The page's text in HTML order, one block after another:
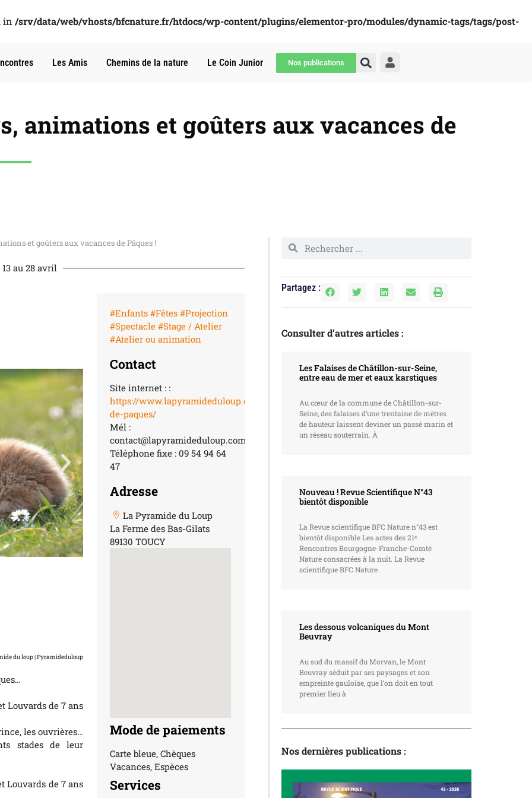
in /srv/data/web/vhosts/bfcnature.fr/htdocs/wp-content/plugins/elementor-pro/modules/dynamic-tags/tags/post-
Les Amis Chemins de la nature Le Coin Junior Nos publications
animations et goûters aux vacances de
et goûters aux vacances de Pâques !
13 au 28 avril
du loup | Pyramideduloup
Louvards de 7 ans
les ouvrières…
stades de leur
Louvards de 7 ans
#Enfants #Fêtes #Projection
#Spectacle #Stage / Atelier
#Atelier ou animation
Contact
Site internet : :
https://www.lapyramideduloup.com/vacances-
de-paques/
Mél :
contact@lapyramideduloup.com
Téléphone fixe : 09 54 94 64
47
Adresse
La Pyramide du Loup
La Ferme des Bas-Gilats
89130 TOUCY
Mode de paiements
Carte bleue, Chèques
Vacances, Espèces
Services
Partagez :
Consulter d’autres articles :
Les Falaises de Châtillon-sur-Seine,
entre eau de mer et eaux karstiques
Au cœur de la commune de Châtillon-sur-
Seine, des falaises d’une trentaine de mètres
de hauteur laissent deviner un passé marin et
un réseau souterrain. À
Nouveau ! Revue Scientifique N°43
bientôt disponible
La Revue scientifique BFC Nature n°43 est
bientôt disponible Les actes des 21ᵉ
Rencontres Bourgogne-Franche-Comté
Nature consacrées à la nuit. La Revue
scientifique BFC Nature
Les dessous volcaniques du Mont
Beuvray
Au sud du massif du Morvan, le Mont
Beuvray séduit par ses paysages et son
empreinte gauloise, que l’on doit en tout
premier lieu à
Nos dernières publications :